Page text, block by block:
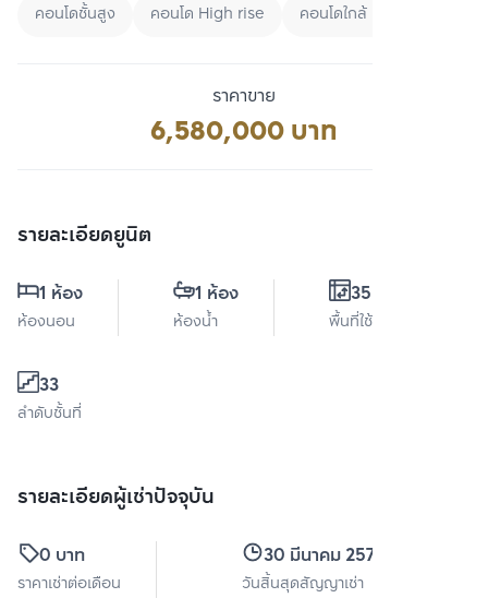
คอนโดชั้นสูง คอนโด High rise คอนโดใกล้ BTS
ราคาขาย
6,580,000 บาท
รายละเอียดยูนิต
1 ห้อง
ห้องนอน
1 ห้อง
ห้องน้ำ
35.4 ตร.ม.
พื้นที่ใช้สอย
33
ลำดับชั้นที่
รายละเอียดผู้เช่าปัจจุบัน
0 บาท
ราคาเช่าต่อเดือน
30 มีนาคม 2570
วันสิ้นสุดสัญญาเช่า